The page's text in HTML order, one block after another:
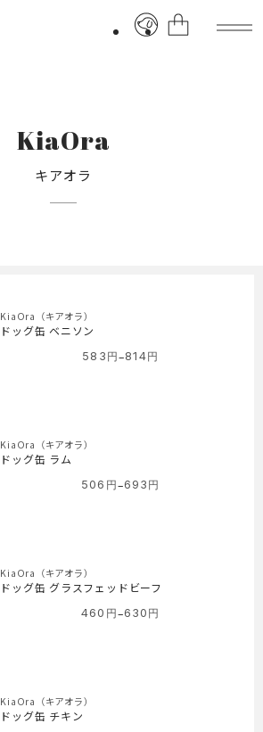
KiaOra
キアオラ
KiaOra（キアオラ）
ドッグ缶 ベニソン
583 円–814円
価
KiaOra（キアオラ）
ドッグ缶 ラム
506 円–693 円
価
–
KiaOra（キアオラ）
ドッグ缶 グラスフェッドビーフ
460 円–630 円
価
KiaOra（キアオラ）
ドッグ缶 チキン